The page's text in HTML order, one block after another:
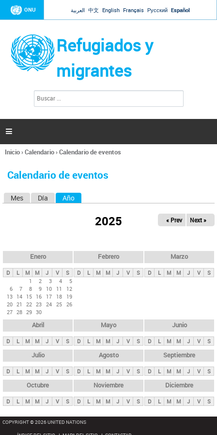
Jump to navigation
ONU العربية 中文 English Français Русский Español
Refugiados y
migrantes
l
d
s

Se
usted
Inicio›Calendario›Calendario de eventos
Calendario de eventos
s
p
n
i
p
a
l
s
Mes Día Año
2025 « Prev Next »
Enero
D L M M J V
S
1
2 3 4
5
6
7 8 9 10 11
12
13 14 15 16 17 18
19
20 21 22 23 24 25 26
27 28 29 30
Febrero
D L M M J V S
Marzo
D L M M J V S
Abril
D L M M J V S
Mayo
D L M M J V S
Junio
D L M M J V S
Julio
D L M M J V S
Agosto
D L M M J V S
Septiembre
D L M M J V S
Octubre
D L M M J V S
Noviembre
D L M M J V S
Diciembre
D L M M J V S
COPYRIGHT © 2026 UNITED NATIONS